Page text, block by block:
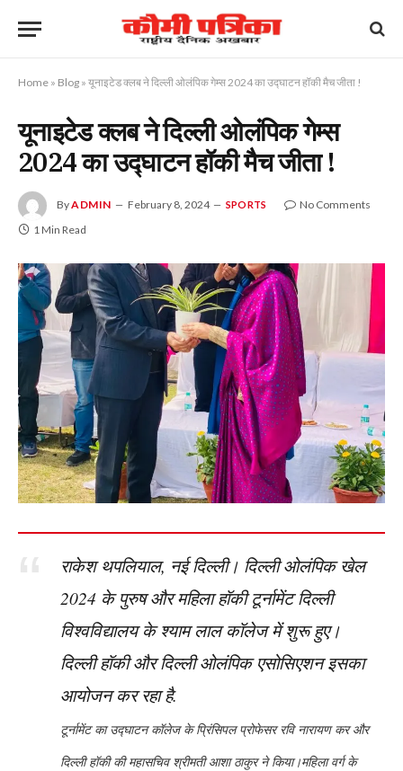
Home » Blog » यूनाइटेड क्लब ने दिल्ली ओलंपिक गेम्स 2024 का उद्घाटन हॉकी मैच जीता !
यूनाइटेड क्लब ने दिल्ली ओलंपिक गेम्स
2024 का उद्घाटन हॉकी मैच जीता !
ByADMIN February 8, 2024 SPORTS
No Comments
1 Min Read
राकेश थपलियाल, नई दिल्ली। दिल्ली ओलंपिक खेल
2024 के पुरुष और महिला हॉकी टूर्नामेंट दिल्ली
विश्वविद्यालय के श्याम लाल कॉलेज में शुरू हुए।
दिल्ली हॉकी और दिल्ली ओलंपिक एसोसिएशन इसका
आयोजन कर रहा है.
टूर्नामेंट का उद्घाटन कॉलेज के प्रिंसिपल प्रोफेसर रवि नारायण कर और
दिल्ली हॉकी की महासचिव श्रीमती आशा ठाकुर ने किया।महिला वर्ग के